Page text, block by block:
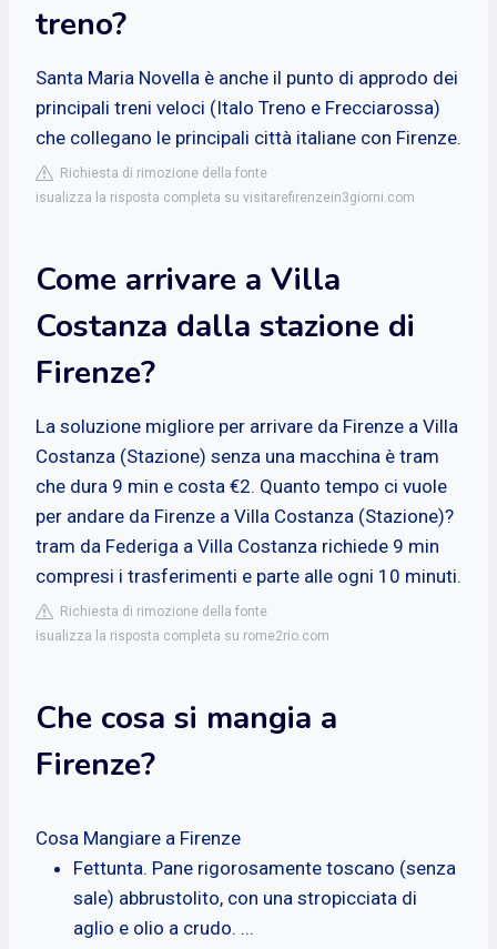
treno?
Santa Maria Novella è anche il punto di approdo dei
principali treni veloci (Italo Treno e Frecciarossa)
che collegano le principali città italiane con Firenze.
Richiesta di rimozione della fonte
isualizza la risposta completa su visitarefirenzein3giorni.com
Come arrivare a Villa
Costanza dalla stazione di
Firenze?
La soluzione migliore per arrivare da Firenze a Villa
Costanza (Stazione) senza una macchina è tram
che dura 9 min e costa €2. Quanto tempo ci vuole
per andare da Firenze a Villa Costanza (Stazione)?
tram da Federiga a Villa Costanza richiede 9 min
compresi i trasferimenti e parte alle ogni 10 minuti.
Richiesta di rimozione della fonte
isualizza la risposta completa su rome2rio.com
Che cosa si mangia a
Firenze?
Cosa Mangiare a Firenze
Fettunta. Pane rigorosamente toscano (senza
sale) abbrustolito, con una stropicciata di
aglio e olio a crudo. ...